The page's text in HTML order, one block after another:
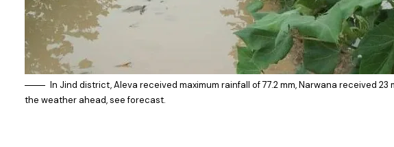
In Jind district, Aleva received maximum rainfall of 77.2 mm, Narwana received 23
the weather ahead, see forecast.